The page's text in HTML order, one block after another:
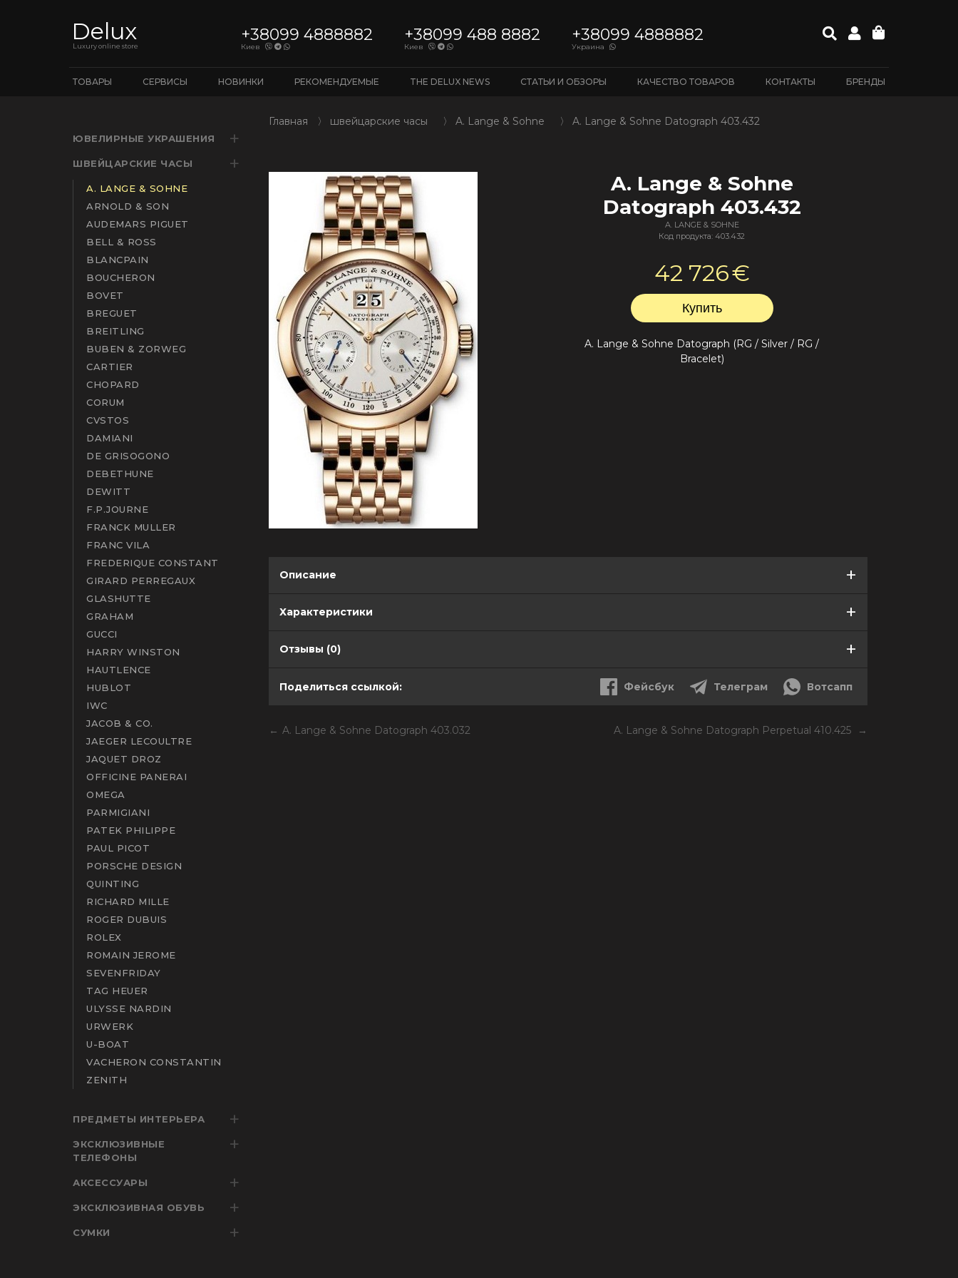
Delux
Luxury online store
+38099 4888882
Киев
+38099 488 8882
Киев
+38099 4888882
Украина
ТОВАРЫ СЕРВИСЫ НОВИНКИ РЕКОМЕНДУЕМЫЕ THE DELUX NEWS СТАТЬИ И ОБЗОРЫ КАЧЕСТВО ТОВАРОВ КОНТАКТЫ БРЕНДЫ
ЮВЕЛИРНЫЕ УКРАШЕНИЯ
ШВЕЙЦАРСКИЕ ЧАСЫ
A. LANGE & SOHNE
ARNOLD & SON
AUDEMARS PIGUET
BELL & ROSS
BLANCPAIN
BOUCHERON
BOVET
BREGUET
BREITLING
BUBEN & ZORWEG
CARTIER
CHOPARD
CORUM
CVSTOS
DAMIANI
DE GRISOGONO
DEBETHUNE
DEWITT
F.P.JOURNE
FRANCK MULLER
FRANC VILA
FREDERIQUE CONSTANT
GIRARD PERREGAUX
GLASHUTTE
GRAHAM
GUCCI
HARRY WINSTON
HAUTLENCE
HUBLOT
IWC
JACOB & CO.
JAEGER LECOULTRE
JAQUET DROZ
OFFICINE PANERAI
OMEGA
PARMIGIANI
PATEK PHILIPPE
PAUL PICOT
PORSCHE DESIGN
QUINTING
RICHARD MILLE
ROGER DUBUIS
ROLEX
ROMAIN JEROME
SEVENFRIDAY
TAG HEUER
ULYSSE NARDIN
URWERK
U-BOAT
VACHERON CONSTANTIN
ZENITH
ПРЕДМЕТЫ ИНТЕРЬЕРА
ЭКСКЛЮЗИВНЫЕ
ТЕЛЕФОНЫ
АКСЕССУАРЫ
ЭКСКЛЮЗИВНАЯ ОБУВЬ
СУМКИ
Главная 〉 швейцарские часы 〉 A. Lange & Sohne 〉 A. Lange & Sohne Datograph 403.432
A. Lange & Sohne
Datograph 403.432
A. LANGE & SOHNE
Код продукта: 403.432
42 726€
A. Lange & Sohne Datograph (RG / Silver / RG /
Bracelet)
Описание
Характеристики
Отзывы (0)
Поделиться ссылкой: Фейсбук Телеграм Вотсапп
A. Lange & Sohne Datograph 403.032 A. Lange & Sohne Datograph Perpetual 410.425